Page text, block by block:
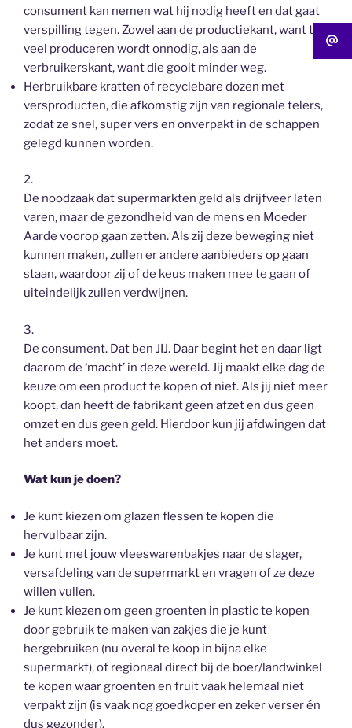
consument kan nemen wat hij nodig heeft en dat gaat
verspilling tegen. Zowel aan de productiekant, want te
veel produceren wordt onnodig, als aan de
verbruikerskant, want die gooit minder weg.
Herbruikbare kratten of recyclebare dozen met
versproducten, die afkomstig zijn van regionale telers,
zodat ze snel, super vers en onverpakt in de schappen
gelegd kunnen worden.
2.
De noodzaak dat supermarkten geld als drijfveer laten
varen, maar de gezondheid van de mens en Moeder
Aarde voorop gaan zetten. Als zij deze beweging niet
kunnen maken, zullen er andere aanbieders op gaan
staan, waardoor zij of de keus maken mee te gaan of
uiteindelijk zullen verdwijnen.
3.
De consument. Dat ben JIJ. Daar begint het en daar ligt
daarom de ‘macht’ in deze wereld. Jij maakt elke dag de
keuze om een product te kopen of niet. Als jij niet meer
koopt, dan heeft de fabrikant geen afzet en dus geen
omzet en dus geen geld. Hierdoor kun jij afdwingen dat
het anders moet.
Wat kun je doen?
Je kunt kiezen om glazen flessen te kopen die
hervulbaar zijn.
Je kunt met jouw vleeswarenbakjes naar de slager,
versafdeling van de supermarkt en vragen of ze deze
willen vullen.
Je kunt kiezen om geen groenten in plastic te kopen
door gebruik te maken van zakjes die je kunt
hergebruiken (nu overal te koop in bijna elke
supermarkt), of regionaal direct bij de boer/landwinkel
te kopen waar groenten en fruit vaak helemaal niet
verpakt zijn (is vaak nog goedkoper en zeker verser én
dus gezonder).